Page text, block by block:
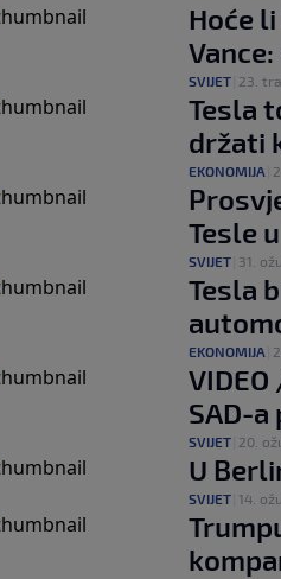
Hoće
SVIJET 23. tra.
Tesla
držati
EKONOMIJA
Tesle
SVIJET 31. ožu.
Tesla
EKONOMIJA
SAD-
SVIJET 20.
U
SVIJET 14. ožu.